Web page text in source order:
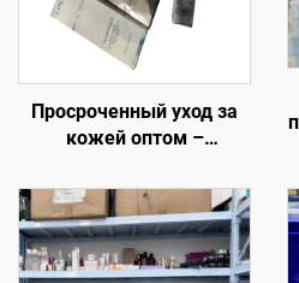
Просроченный уход за
кожей оптом –
кожей по сниженным
ценам для электронной
коммерции и спа-
салонов